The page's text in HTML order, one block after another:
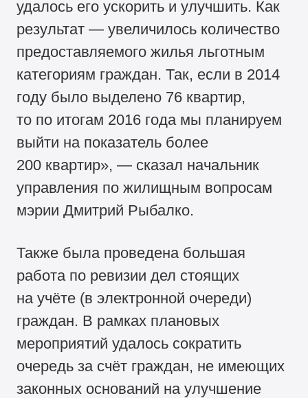
удалось его ускорить и улучшить. Как
результат — увеличилось количество
предоставляемого жилья льготным
категориям граждан. Так, если в 2014
году было выделено 76 квартир,
то по итогам 2016 года мы планируем
выйти на показатель более
200 квартир», — сказал начальник
управления по жилищным вопросам
мэрии Дмитрий Рыбалко.
Также была проведена большая
работа по ревизии дел стоящих
на учёте (в электронной очереди)
граждан. В рамках плановых
мероприятий удалось сократить
очередь за счёт граждан, не имеющих
законных оснований на улучшение